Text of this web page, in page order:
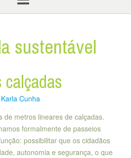
sustentável
Karla Cunha
de metros lineares de calçadas.
formalmente de passeios
possibilitar que os cidadãos
autonomia e segurança, o que